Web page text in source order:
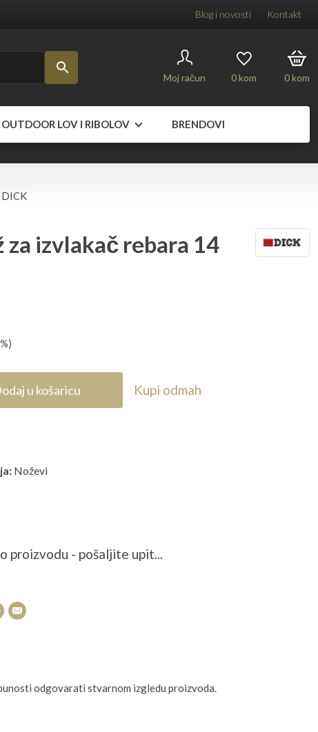
Blog i novosti Kontakt
Moj račun 0kom 0kom
OUTDOOR LOV I RIBOLOV BRENDOVI
DICK
za izvlakač rebara 14
u košaricu Kupi odmah
Noževi
proizvodu - pošaljite upit...
odgovarati stvarnom izgledu proizvoda.